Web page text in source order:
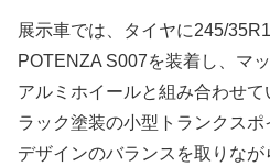
展示車では、タイヤに245/
POTENZA S007を装着し、マ
アルミホイールと組み合わせ
ラック塗装の小型トランクス
デザインのバランスを取りな